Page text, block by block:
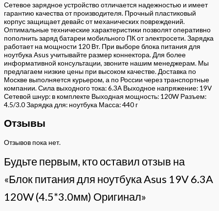
Сетевое зарядное устройство отличается надежностью и имеет
гарантию качества от производителя. Прочный пластиковый
корпус защищает девайс от механических повреждений.
Оптимальные технические характеристики позволят оперативно
пополнить заряд батареи мобильного ПК от электросети. Зарядка
работает на мощности 120 Вт. При выборе блока питания для
ноутбука Asus учитывайте размер коннектора. Для более
информативной консультации, звоните нашим менеджерам. Мы
предлагаем низкие цены при высоком качестве. Доставка по
Москве выполняется курьером, а по России через транспортные
компании. Сила выходного тока: 6.3A Выходное напряжение: 19V
Сетевой шнур: в комплекте Выходная мощность: 120W Разъем:
4.5/3.0 Зарядка для: ноутбука Масса: 440 г
Отзывы
Отзывов пока нет.
Будьте первым, кто оставил отзыв на
«Блок питания для ноутбука Asus 19V 6.3A
120W (4.5*3.0мм) Оригинал»